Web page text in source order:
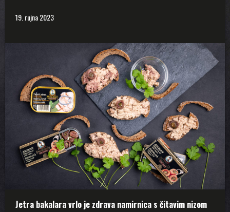
19. rujna 2023
Jetra bakalara vrlo je zdrava namirnica s čitavim nizom